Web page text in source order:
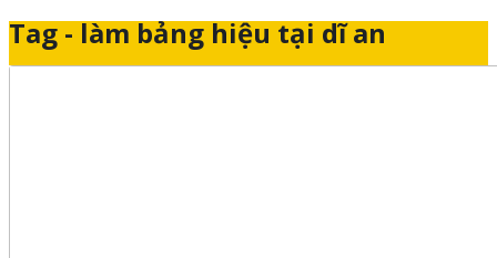
Tag - làm bảng hiệu tại dĩ an